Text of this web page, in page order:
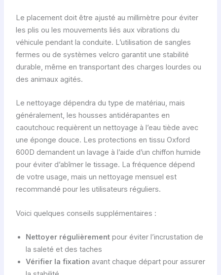
Le placement doit être ajusté au millimètre pour éviter
les plis ou les mouvements liés aux vibrations du
véhicule pendant la conduite. L’utilisation de sangles
fermes ou de systèmes velcro garantit une stabilité
durable, même en transportant des charges lourdes ou
des animaux agités.
Le nettoyage dépendra du type de matériau, mais
généralement, les housses antidérapantes en
caoutchouc requièrent un nettoyage à l’eau tiède avec
une éponge douce. Les protections en tissu Oxford
600D demandent un lavage à l’aide d’un chiffon humide
pour éviter d’abîmer le tissage. La fréquence dépend
de votre usage, mais un nettoyage mensuel est
recommandé pour les utilisateurs réguliers.
Voici quelques conseils supplémentaires :
Nettoyer régulièrementpour éviter l’incrustation de
la saleté et des taches
Vérifier la fixation avant chaque départ pour assurer